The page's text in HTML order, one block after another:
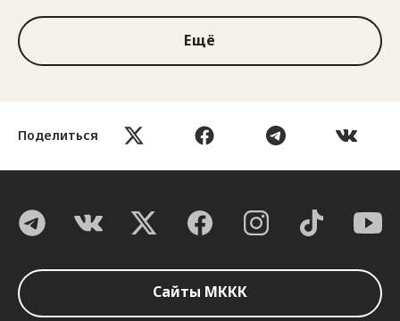
Поделиться
Ещё
Сайты МККК